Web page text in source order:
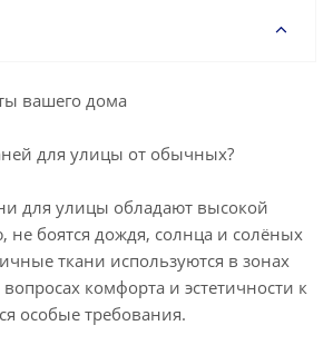
вашего дома
для улицы от обычных?
для улицы обладают высокой
не боятся дождя, солнца и солёных
ткани используются в зонах
комфорта и эстетичности к
особые требования.